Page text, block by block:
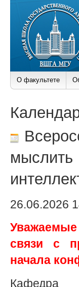
О факультете
26.06.2026
связи с
начала
Кафедра